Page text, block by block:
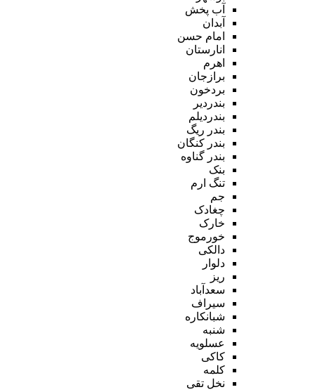
آب پخش
آبدان
امام حسن
انارستان
اهرم
برازجان
بردخون
بندردیر
بندردیلم
بندر ریگ
بندر کنگان
بندر گناوه
بنک
تنگ ارم
جم
چغادک
خارک
خورموج
دالکی
دلوار
ریز
سعدآباد
سیراف
شبانکاره
شنبه
عسلویه
کاکی
کلمه
نخل تقی